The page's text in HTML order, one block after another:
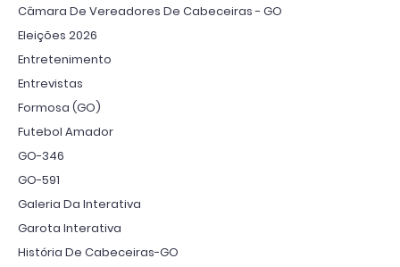
Câmara De Vereadores De Cabeceiras - GO
Eleições 2026
Entretenimento
Entrevistas
Formosa (GO)
Futebol Amador
GO-346
GO-591
Galeria Da Interativa
Garota Interativa
História De Cabeceiras-GO